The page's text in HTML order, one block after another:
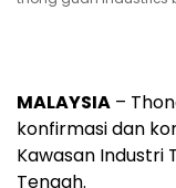
MALAYSIA –
konfirmasi dan
Kawasan Industri
Tengah.